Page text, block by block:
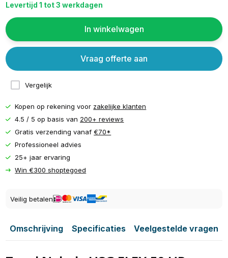
Levertijd 1 tot 3 werkdagen
In winkelwagen
Vergelijk
Vraag offerte aan
Kopen op rekening voor zakelijke klanten
4.5 / 5 op basis van 200+ reviews
Gratis verzending vanaf€70*
Professioneel advies
25+ jaar ervaring
Win €300 shoptegoed
Veilig betalen
Omschrijving Specificaties Veelgestelde vragen